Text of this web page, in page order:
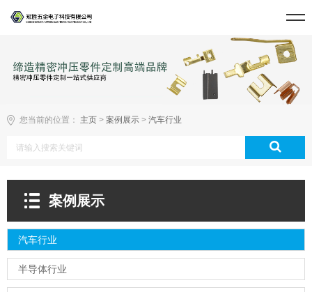
您当前的位置： 主页 > 案例展示 > 汽车行业
案例展示
汽车行业
半导体行业